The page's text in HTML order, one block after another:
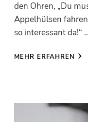
den Ohren, „Du
Appelhülsen
so interessant da!“
MEHR ERFAHREN